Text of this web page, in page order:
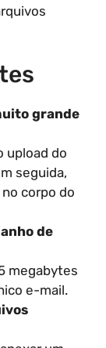
grande
upload do
seguida,
corpo do
de
megabytes
e-mail.